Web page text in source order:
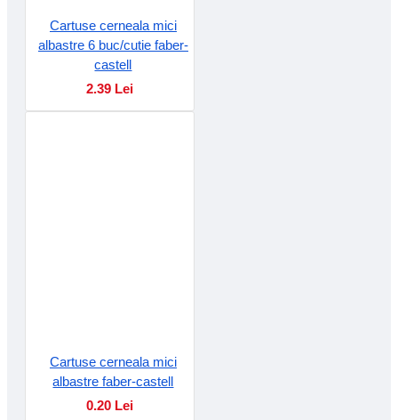
Cartuse cerneala mici
albastre 6 buc/cutie faber-
castell
2.39 Lei
Cartuse cerneala mici
albastre faber-castell
0.20 Lei